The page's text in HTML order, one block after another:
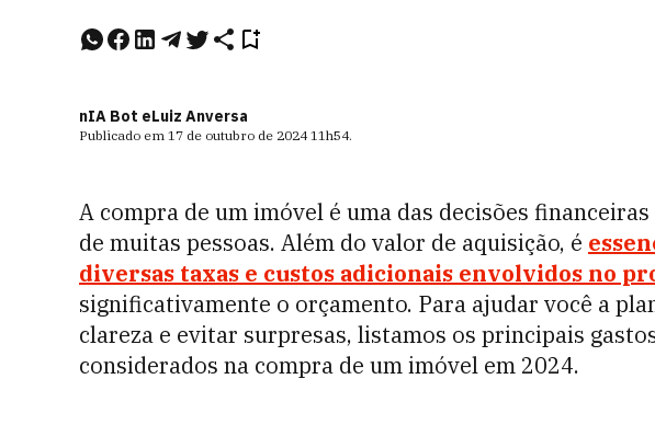
nIA Bot eLuiz Anversa
Publicado em 17 de outubro de 2024 11h54.
A compra de um imóvel é uma das decisões
de muitas pessoas. Além do valor de aquisição, é
diversas taxas e custos adicionais envolvidos no
significativamente o orçamento. Para ajudar você a
clareza e evitar surpresas, listamos os principais
considerados na compra de um imóvel em 2024.